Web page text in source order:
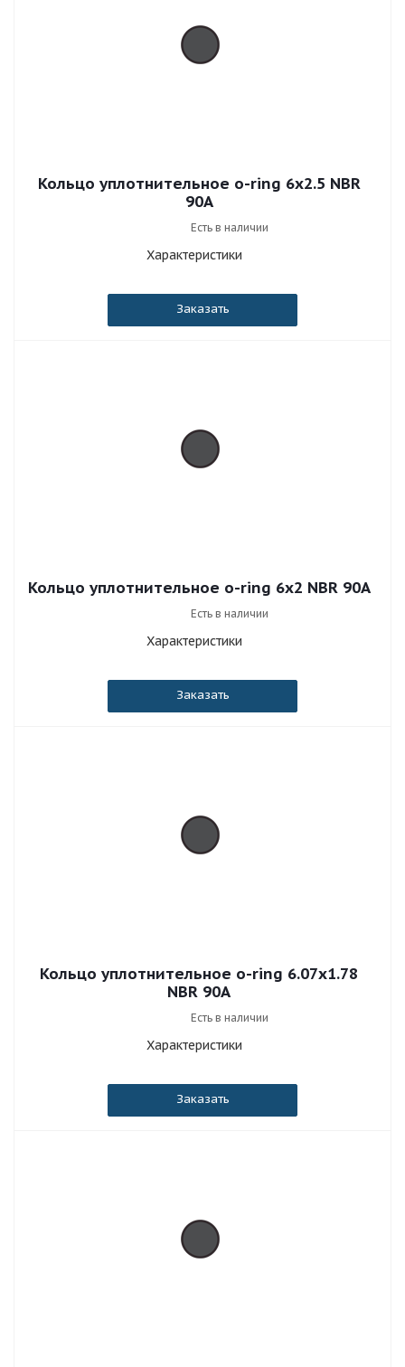
Кольцо уплотнительное o-ring 6x2.5 NBR
90A
Есть в наличии
Характеристики
Заказать
Кольцо уплотнительное o-ring 6x2 NBR 90A
Есть в наличии
Характеристики
Заказать
Кольцо уплотнительное o-ring 6.07x1.78
NBR 90A
Есть в наличии
Характеристики
Заказать